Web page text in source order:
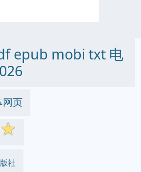
epub mobi txt 电
网页
☆
社